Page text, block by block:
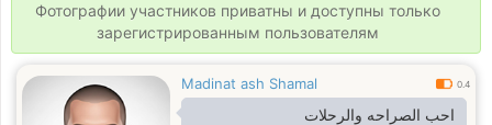
Фотографии участников приватны и доступны только
зарегистрированным пользователям
Madinat ash Shamal 0.4
احب الصراحه والرحلات